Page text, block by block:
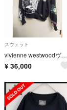
スウェット
vivienne westwoodヴィヴィアンウエストウッド 9万drunken
¥ 36,000